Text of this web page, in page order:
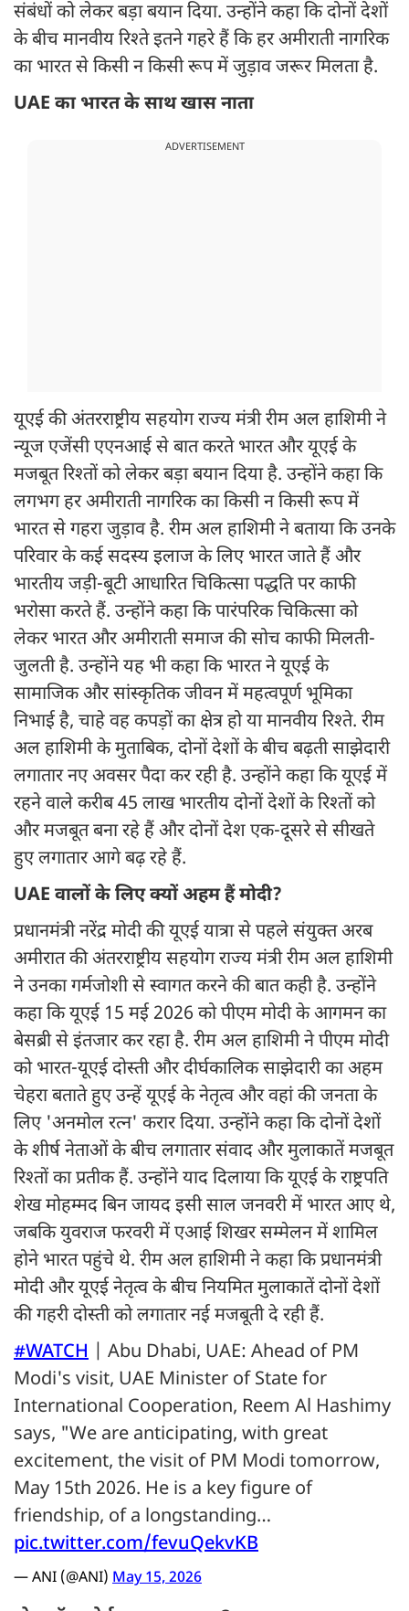
संबंधों को लेकर बड़ा बयान दिया. उन्होंने कहा कि दोनों देशों
के बीच मानवीय रिश्ते इतने गहरे हैं कि हर अमीराती नागरिक
का भारत से किसी न किसी रूप में जुड़ाव जरूर मिलता है.
UAE का भारत के साथ खास नाता
ADVERTISEMENT
यूएई की अंतरराष्ट्रीय सहयोग राज्य मंत्री रीम अल हाशिमी ने
न्यूज एजेंसी एएनआई से बात करते भारत और यूएई के
मजबूत रिश्तों को लेकर बड़ा बयान दिया है. उन्होंने कहा कि
लगभग हर अमीराती नागरिक का किसी न किसी रूप में
भारत से गहरा जुड़ाव है. रीम अल हाशिमी ने बताया कि उनके
परिवार के कई सदस्य इलाज के लिए भारत जाते हैं और
भारतीय जड़ी-बूटी आधारित चिकित्सा पद्धति पर काफी
भरोसा करते हैं. उन्होंने कहा कि पारंपरिक चिकित्सा को
लेकर भारत और अमीराती समाज की सोच काफी मिलती-
जुलती है. उन्होंने यह भी कहा कि भारत ने यूएई के
सामाजिक और सांस्कृतिक जीवन में महत्वपूर्ण भूमिका
निभाई है, चाहे वह कपड़ों का क्षेत्र हो या मानवीय रिश्ते. रीम
अल हाशिमी के मुताबिक, दोनों देशों के बीच बढ़ती साझेदारी
लगातार नए अवसर पैदा कर रही है. उन्होंने कहा कि यूएई में
रहने वाले करीब 45 लाख भारतीय दोनों देशों के रिश्तों को
और मजबूत बना रहे हैं और दोनों देश एक-दूसरे से सीखते
हुए लगातार आगे बढ़ रहे हैं.
UAE वालों के लिए क्यों अहम हैं मोदी?
प्रधानमंत्री नरेंद्र मोदी की यूएई यात्रा से पहले संयुक्त अरब
अमीरात की अंतरराष्ट्रीय सहयोग राज्य मंत्री रीम अल हाशिमी
ने उनका गर्मजोशी से स्वागत करने की बात कही है. उन्होंने
कहा कि यूएई 15 मई 2026 को पीएम मोदी के आगमन का
बेसब्री से इंतजार कर रहा है. रीम अल हाशिमी ने पीएम मोदी
को भारत-यूएई दोस्ती और दीर्घकालिक साझेदारी का अहम
चेहरा बताते हुए उन्हें यूएई के नेतृत्व और वहां की जनता के
लिए 'अनमोल रत्न' करार दिया. उन्होंने कहा कि दोनों देशों
के शीर्ष नेताओं के बीच लगातार संवाद और मुलाकातें मजबूत
रिश्तों का प्रतीक हैं. उन्होंने याद दिलाया कि यूएई के राष्ट्रपति
शेख मोहम्मद बिन जायद इसी साल जनवरी में भारत आए थे,
जबकि युवराज फरवरी में एआई शिखर सम्मेलन में शामिल
होने भारत पहुंचे थे. रीम अल हाशिमी ने कहा कि प्रधानमंत्री
मोदी और यूएई नेतृत्व के बीच नियमित मुलाकातें दोनों देशों
की गहरी दोस्ती को लगातार नई मजबूती दे रही हैं.
#WATCH | Abu Dhabi, UAE: Ahead of PM
Modi's visit, UAE Minister of State for
International Cooperation, Reem Al Hashimy
says, "We are anticipating, with great
excitement, the visit of PM Modi tomorrow,
May 15th 2026. He is a key figure of
friendship, of a longstanding…
pic.twitter.com/fevuQekvKB
— ANI (@ANI) May 15, 2026